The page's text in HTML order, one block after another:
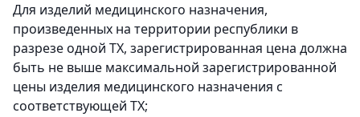
Для изделий медицинского назначения,
произведенных на территории республики в
разрезе одной ТХ, зарегистрированная цена должна
быть не выше максимальной зарегистрированной
цены изделия медицинского назначения с
соответствующей ТХ;